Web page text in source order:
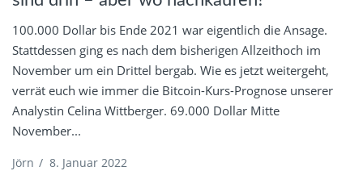
100.000 Dollar bis Ende 2021 war eigentlich die Ansage.
Stattdessen ging es nach dem bisherigen Allzeithoch im
November um ein Drittel bergab. Wie es jetzt weitergeht,
verrät euch wie immer die Bitcoin-Kurs-Prognose unserer
Analystin Celina Wittberger. 69.000 Dollar Mitte
November...
Jörn / 8. Januar 2022